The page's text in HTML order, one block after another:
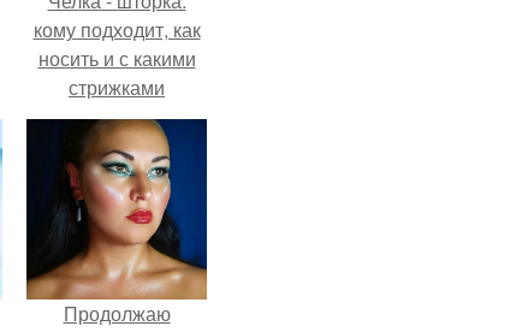
кому подходит, как
носить и с какими
стрижками
сочетать.
Продолжаю